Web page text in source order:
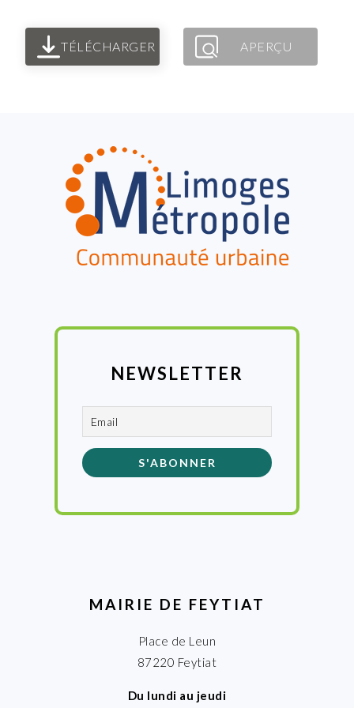
TÉLÉCHARGER APERÇU
NEWSLETTER
MAIRIE DE FEYTIAT
Place de Leun
87220 Feytiat
Du lundi au jeudi